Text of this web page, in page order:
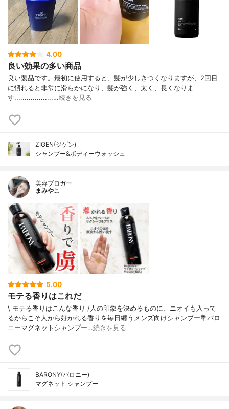
4.00
良い効果の多い商品
良い製品です。最初に使用すると、髪が少しきつくなりますが、2回目
に慣れると非常に滑らかになり、髪が強く、太く、長くなりま
す...................…続きを見る
ZIGEN(ジゲン)
シャンプー&ボディーウォッシュ
美容ブロガー
まみやこ
5.00
モテる香りはこれだ
\ モテる香りはこんな香り /⁡人の印象を決めるものに、ニオイも入って
るからこそ人から好かれる香りを毎日纏うメンズ向けシャンプー⁡💐バロ
ニーマグネットシャンプー…続きを見る
BARONY(バロニー)
マグネット シャンプー